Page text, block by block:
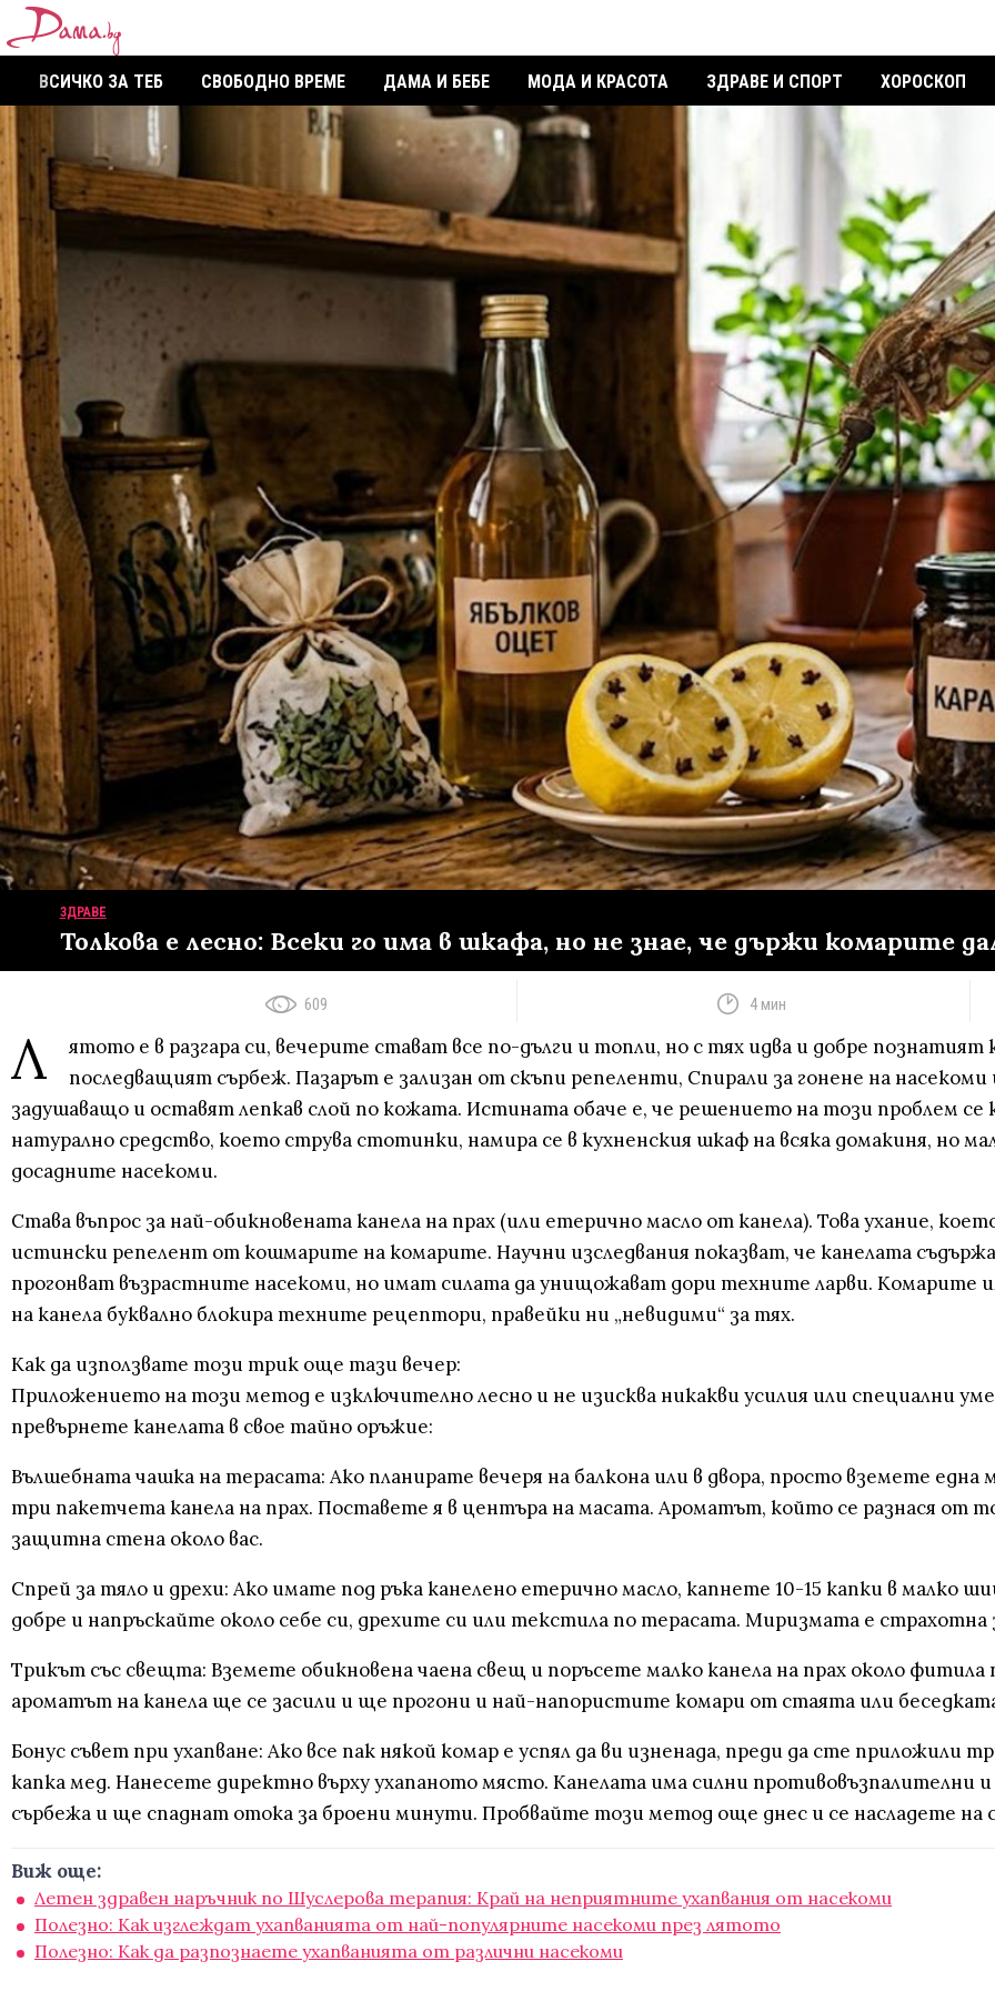
ВСИЧКО ЗА ТЕБ СВОБОДНО ВРЕМЕ ДАМА И БЕБЕ МОДА И КРАСОТА ЗДРАВЕ И СПОРТ ХОРОСКОП
ЗДРАВЕ
Толкова е лесно: Всеки го има в шкафа, но не знае, че държи комарите
609 4 мин
Л
ятото е в разгара си, вечерите стават все по-дълги и топли, но с тях идва и добре
последващият сърбеж. Пазарът е зализан от скъпи репеленти, Спирали за гонене на
задушаващо и оставят лепкав слой по кожата. Истината обаче е, че решението на този проблем се
натурално средство, което струва стотинки, намира се в кухненския шкаф на всяка домакиня,
досадните насекоми.
Става въпрос за най-обикновената канела на прах (или етерично масло от канела). Това ухание,
истински репелент от кошмарите на комарите. Научни изследвания показват, че канелата
прогонват възрастните насекоми, но имат силата да унищожават дори техните ларви. Комарите
на канела буквално блокира техните рецептори, правейки ни „невидими“ за тях.
Как да използвате този трик още тази вечер:
Приложението на този метод е изключително лесно и не изисква никакви усилия или специални
превърнете канелата в свое тайно оръжие:
Вълшебната чашка на терасата: Ако планирате вечеря на балкона или в двора, просто вземете
три пакетчета канела на прах. Поставете я в центъра на масата. Ароматът, който се разнася от
защитна стена около вас.
Спрей за тяло и дрехи: Ако имате под ръка канелено етерично масло, капнете 10-15 капки в малко
добре и напръскайте около себе си, дрехите си или текстила по терасата. Миризмата е
Трикът със свещта: Вземете обикновена чаена свещ и поръсете малко канела на прах около фитила
ароматът на канела ще се засили и ще прогони и най-напористите комари от стаята или
Бонус съвет при ухапване: Ако все пак някой комар е успял да ви изненада, преди да сте приложили
капка мед. Нанесете директно върху ухапаното място. Канелата има силни
сърбежа и ще спаднат отока за броени минути. Пробвайте този метод още днес и се насладете на
Виж още:
Летен здравен наръчник по Шуслерова терапия: Край на неприятните ухапвания от насекоми
Полезно: Как изглеждат ухапванията от най-популярните насекоми през лятото
Полезно: Как да разпознаете ухапванията от различни насекоми